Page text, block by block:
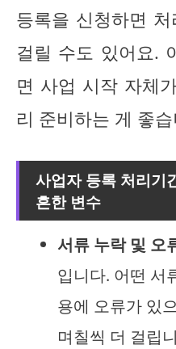
등록을 신청하면
걸릴 수도 있어요.
면 사업 시작 자체
리 준비하는 게 좋
사업자 등록 처리기
흔한 변수
서류 누락 및 오
입니다. 어떤 서
용에 오류가 있
며칠씩 더 걸립